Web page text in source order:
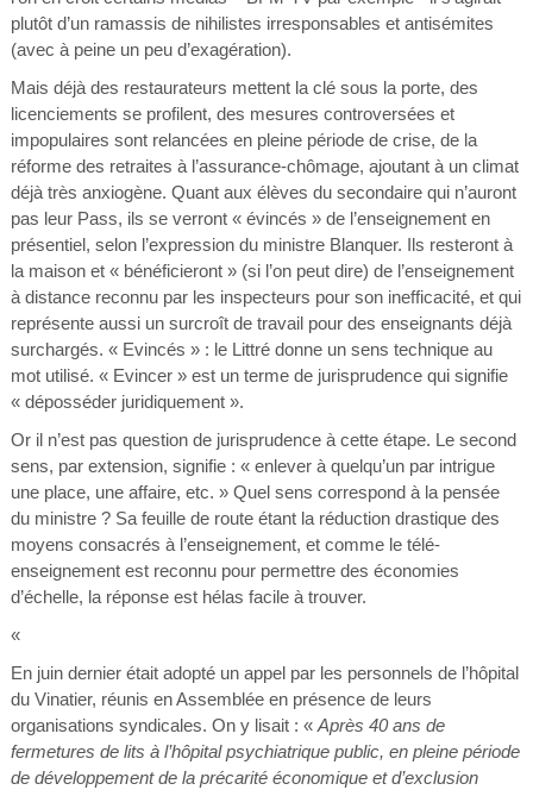
plutôt d’un ramassis de nihilistes irresponsables et antisémites
(avec à peine un peu d’exagération).
Mais déjà des restaurateurs mettent la clé sous la porte, des
licenciements se profilent, des mesures controversées et
impopulaires sont relancées en pleine période de crise, de la
réforme des retraites à l’assurance-chômage, ajoutant à un climat
déjà très anxiogène. Quant aux élèves du secondaire qui n’auront
pas leur Pass, ils se verront « évincés » de l’enseignement en
présentiel, selon l’expression du ministre Blanquer. Ils resteront à
la maison et « bénéficieront » (si l’on peut dire) de l’enseignement
à distance reconnu par les inspecteurs pour son inefficacité, et qui
représente aussi un surcroît de travail pour des enseignants déjà
surchargés. « Evincés » : le Littré donne un sens technique au
mot utilisé. « Evincer » est un terme de jurisprudence qui signifie
« déposséder juridiquement ».
Or il n’est pas question de jurisprudence à cette étape. Le second
sens, par extension, signifie : « enlever à quelqu’un par intrigue
une place, une affaire, etc. » Quel sens correspond à la pensée
du ministre ? Sa feuille de route étant la réduction drastique des
moyens consacrés à l’enseignement, et comme le télé-
enseignement est reconnu pour permettre des économies
d’échelle, la réponse est hélas facile à trouver.
«
En juin dernier était adopté un appel par les personnels de l’hôpital
du Vinatier, réunis en Assemblée en présence de leurs
organisations syndicales. On y lisait : « Après 40 ans de
fermetures de lits à l’hôpital psychiatrique public, en pleine période
de développement de la précarité économique et d’exclusion